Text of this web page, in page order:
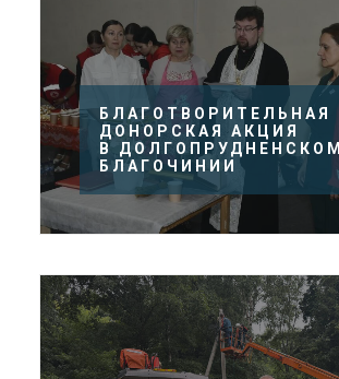
БЛАГОТВОРИТЕЛЬНАЯ
ДОНОРСКАЯ АКЦИЯ
В ДОЛГОПРУДНЕНСКОМ
БЛАГОЧИНИИ